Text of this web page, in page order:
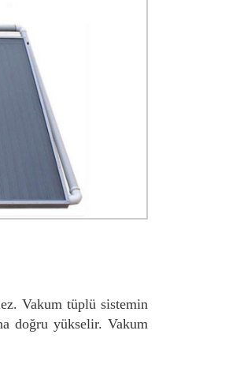
Vakum tüplü sistemin
doğru yükselir. Vakum